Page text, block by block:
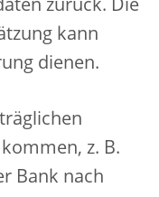
zurück. Die
kann
dienen.
z. B.
Bank nach